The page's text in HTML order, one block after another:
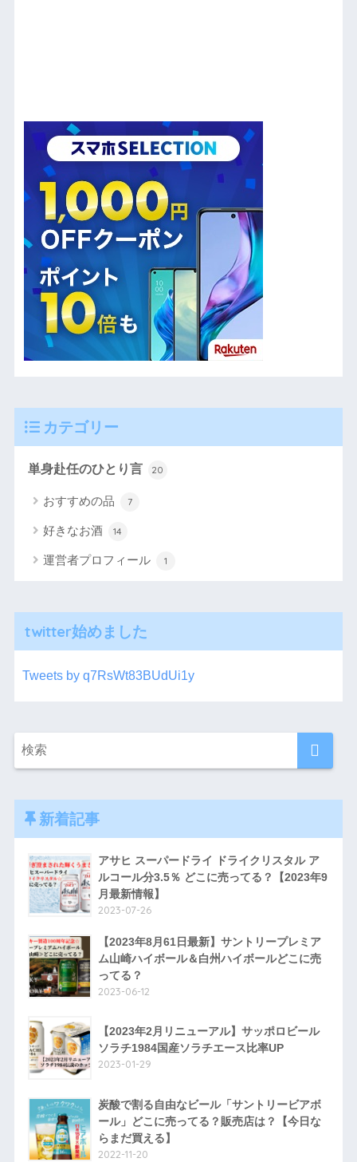
カテゴリー
単身赴任のひとり言 20
おすすめの品 7
好きなお酒 14
運営者プロフィール 1
twitter始めました
Tweets by q7RsWt83BUdUi1y
新着記事
アサヒ スーパードライ ドライクリスタル ア
ルコール分3.5％ どこに売ってる？【2023年9
月最新情報】
2023-07-26
【2023年8月61日最新】サントリープレミア
ム山崎ハイボール＆白州ハイボールどこに売
ってる？
2023-06-12
【2023年2月リニューアル】サッポロビール
ソラチ1984国産ソラチエース比率UP
2023-01-29
炭酸で割る自由なビール「サントリービアボ
ール」どこに売ってる？販売店は？【今日な
らまだ買える】
2022-11-20